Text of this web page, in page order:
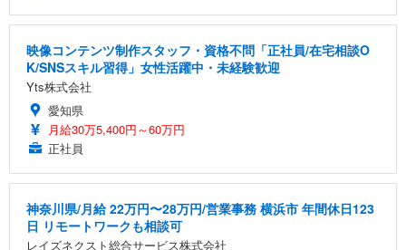
映像コンテンツ制作スタッフ・資格不問「正社員/在宅相談O
K/SNSスキル習得」女性活躍中・未経験歓迎
Yts株式会社
愛知県
月給30万5,400円～60万円
正社員
神奈川県/月給 22万円〜28万円/営業事務 横浜市 年間休日123
日 リモートワークも相談可
レイズネクスト総合サービス株式会社